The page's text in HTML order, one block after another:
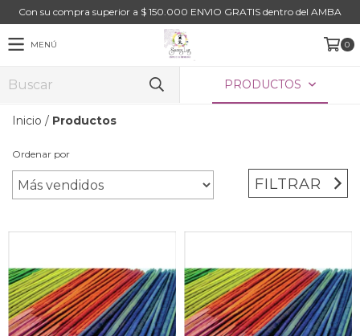
Con su compra superior a $ 150.000 ENVIO GRATIS dentro del AMBA
MENÚ 0
PRODUCTOS
Inicio / Productos
Ordenar por
FILTRAR